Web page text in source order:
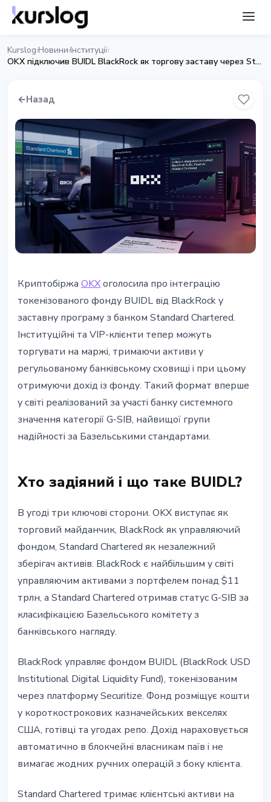
Kurslog›Новини›Інституції›
OKX підключив BUIDL BlackRock як торгову заставу через Standard Chartered
←Назад
OKX підключив BUIDL BlackRock
як торгову заставу через
Standard Chartered
28 квітня 2026 р.4 хв читання
Наталія Дорофєєва
Криптобіржа OKXоголосила про інтеграцію
токенізованого фонду BUIDL від BlackRock у
заставну програму з банком Standard Chartered.
Інституційні та VIP-клієнти тепер можуть
торгувати на маржі, тримаючи активи у
регульованому банківському сховищі і при цьому
отримуючи дохід із фонду. Такий формат вперше
у світі реалізований за участі банку системного
значення категорії G-SIB, найвищої групи
надійності за Базельськими стандартами.
Хто задіяний і що таке BUIDL?
В угоді три ключові сторони. OKX виступає як
торговий майданчик, BlackRock як управляючий
фондом, Standard Chartered як незалежний
зберігач активів. BlackRock є найбільшим у світі
управляючим активами з портфелем понад $11
трлн, а Standard Chartered отримав статус G-SIB за
класифікацією Базельського комітету з
банківського нагляду.
BlackRock управляє фондом BUIDL (BlackRock USD
Institutional Digital Liquidity Fund), токенізованим
через платформу Securitize. Фонд розміщує кошти
у короткострокових казначейських векселях
США, готівці та угодах репо. Дохід нараховується
автоматично в блокчейні власникам паїв і не
вимагає жодних ручних операцій з боку клієнта.
Standard Chartered тримає клієнтські активи на